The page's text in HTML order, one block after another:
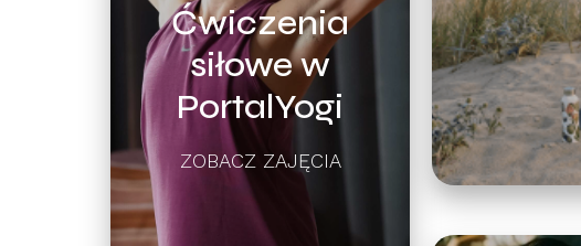
Ćwiczenia
siłowe w
PortalYogi
ZOBACZ ZAJĘCIA